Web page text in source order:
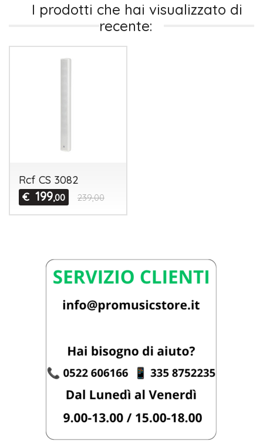
I prodotti che hai visualizzato di
recente:
Rcf CS 3082
€ 199,00 239,00